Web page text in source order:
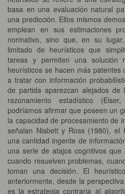
basa en una evaluación natural
una predicción. Ellos mismos
emplean en sus estimaciones
normativo, sino que, en su
limitado de heurísticos que
tareas y permiten una solución
heurísticos se hacen más
a tratar con información
de partida aparezcan alejados de
razonamiento estadístico
podríamos afirmar que poseen un
la capacidad de procesamiento de
señalan Nisbett y Ross (1980), el
una cantidad ingente de
una serie de atajos cognitivos
cuando resuelven problemas,
toman una decisión. El
anteriormente, desde la
es la estrategia contraria al